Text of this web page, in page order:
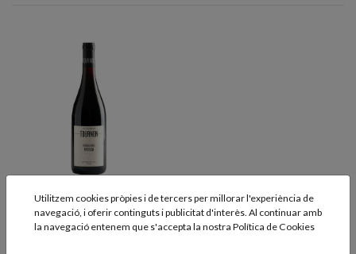
TOURNON
“MATHILDA” 75cl.
Utilitzem cookies pròpies i de tercers per millorar l'experiència de
navegació, i oferir continguts i publicitat d'interès. Al continuar amb
la navegació entenem que s'accepta la nostra Política de Cookies